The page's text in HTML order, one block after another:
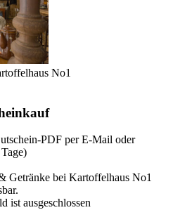
PDF per E-Mail oder
Getränke bei Kartoffelhaus No1
ist ausgeschlossen